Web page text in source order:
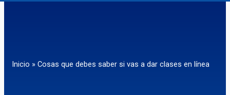
Inicio » Cosas que debes saber si vas a dar clases en línea